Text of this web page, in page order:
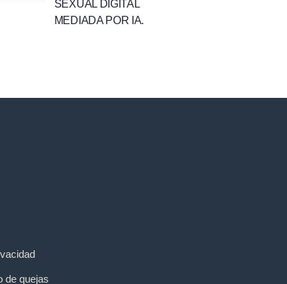
SEXUAL DIGITAL
MEDIADA POR IA.
de quejas